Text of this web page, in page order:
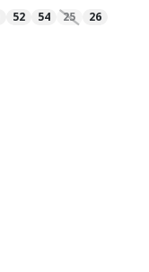
52 54 25
26